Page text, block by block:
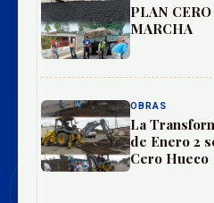
PLAN
MARCHA
OBRAS
La
de Enero 2
Cero Hueco